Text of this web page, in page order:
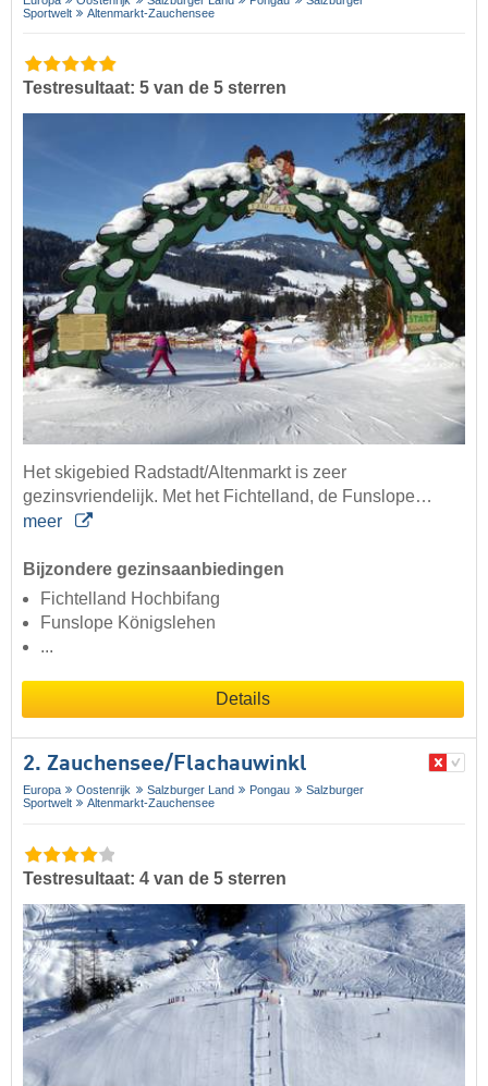
Sportwelt
Altenmarkt-Zauchensee
Testresultaat: 5 van de 5 sterren
Het skigebied Radstadt/Altenmarkt is zeer
gezinsvriendelijk. Met het Fichtelland, de Funslope…
meer
Bijzondere gezinsaanbiedingen
Fichtelland Hochbifang
Funslope Königslehen
...
Details
2. Zauchensee/​Flachauwinkl
Europa Oostenrijk Salzburger Land Pongau
Salzburger
Sportwelt
Altenmarkt-Zauchensee
Testresultaat: 4 van de 5 sterren